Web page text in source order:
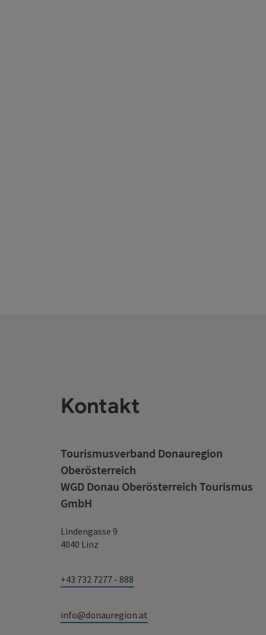
Kontakt
Tourismusverband Donauregion
Oberösterreich
WGD Donau Oberösterreich Tourismus
GmbH
Lindengasse 9
4040 Linz
+43 732 7277 - 888
info@donauregion.at